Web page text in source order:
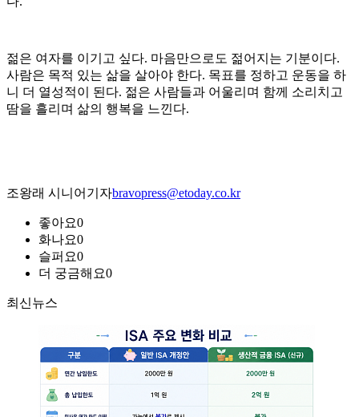
젊은 여자를 이기고 싶다. 마음만으로도 젊어지는 기분이다.
사람은 목적 있는 삶을 살아야 한다. 목표를 정하고 운동을 하
니 더 열성적이 된다. 젊은 사람들과 어울리며 함께 소리치고
땀을 흘리며 삶의 행복을 느낀다.
조왕래 시니어기자bravopress@etoday.co.kr
좋아요0
화나요0
슬퍼요0
더 궁금해요0
최신뉴스